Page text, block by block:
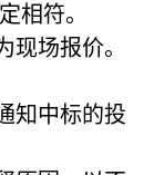
相符。
场报价。
知中标的投